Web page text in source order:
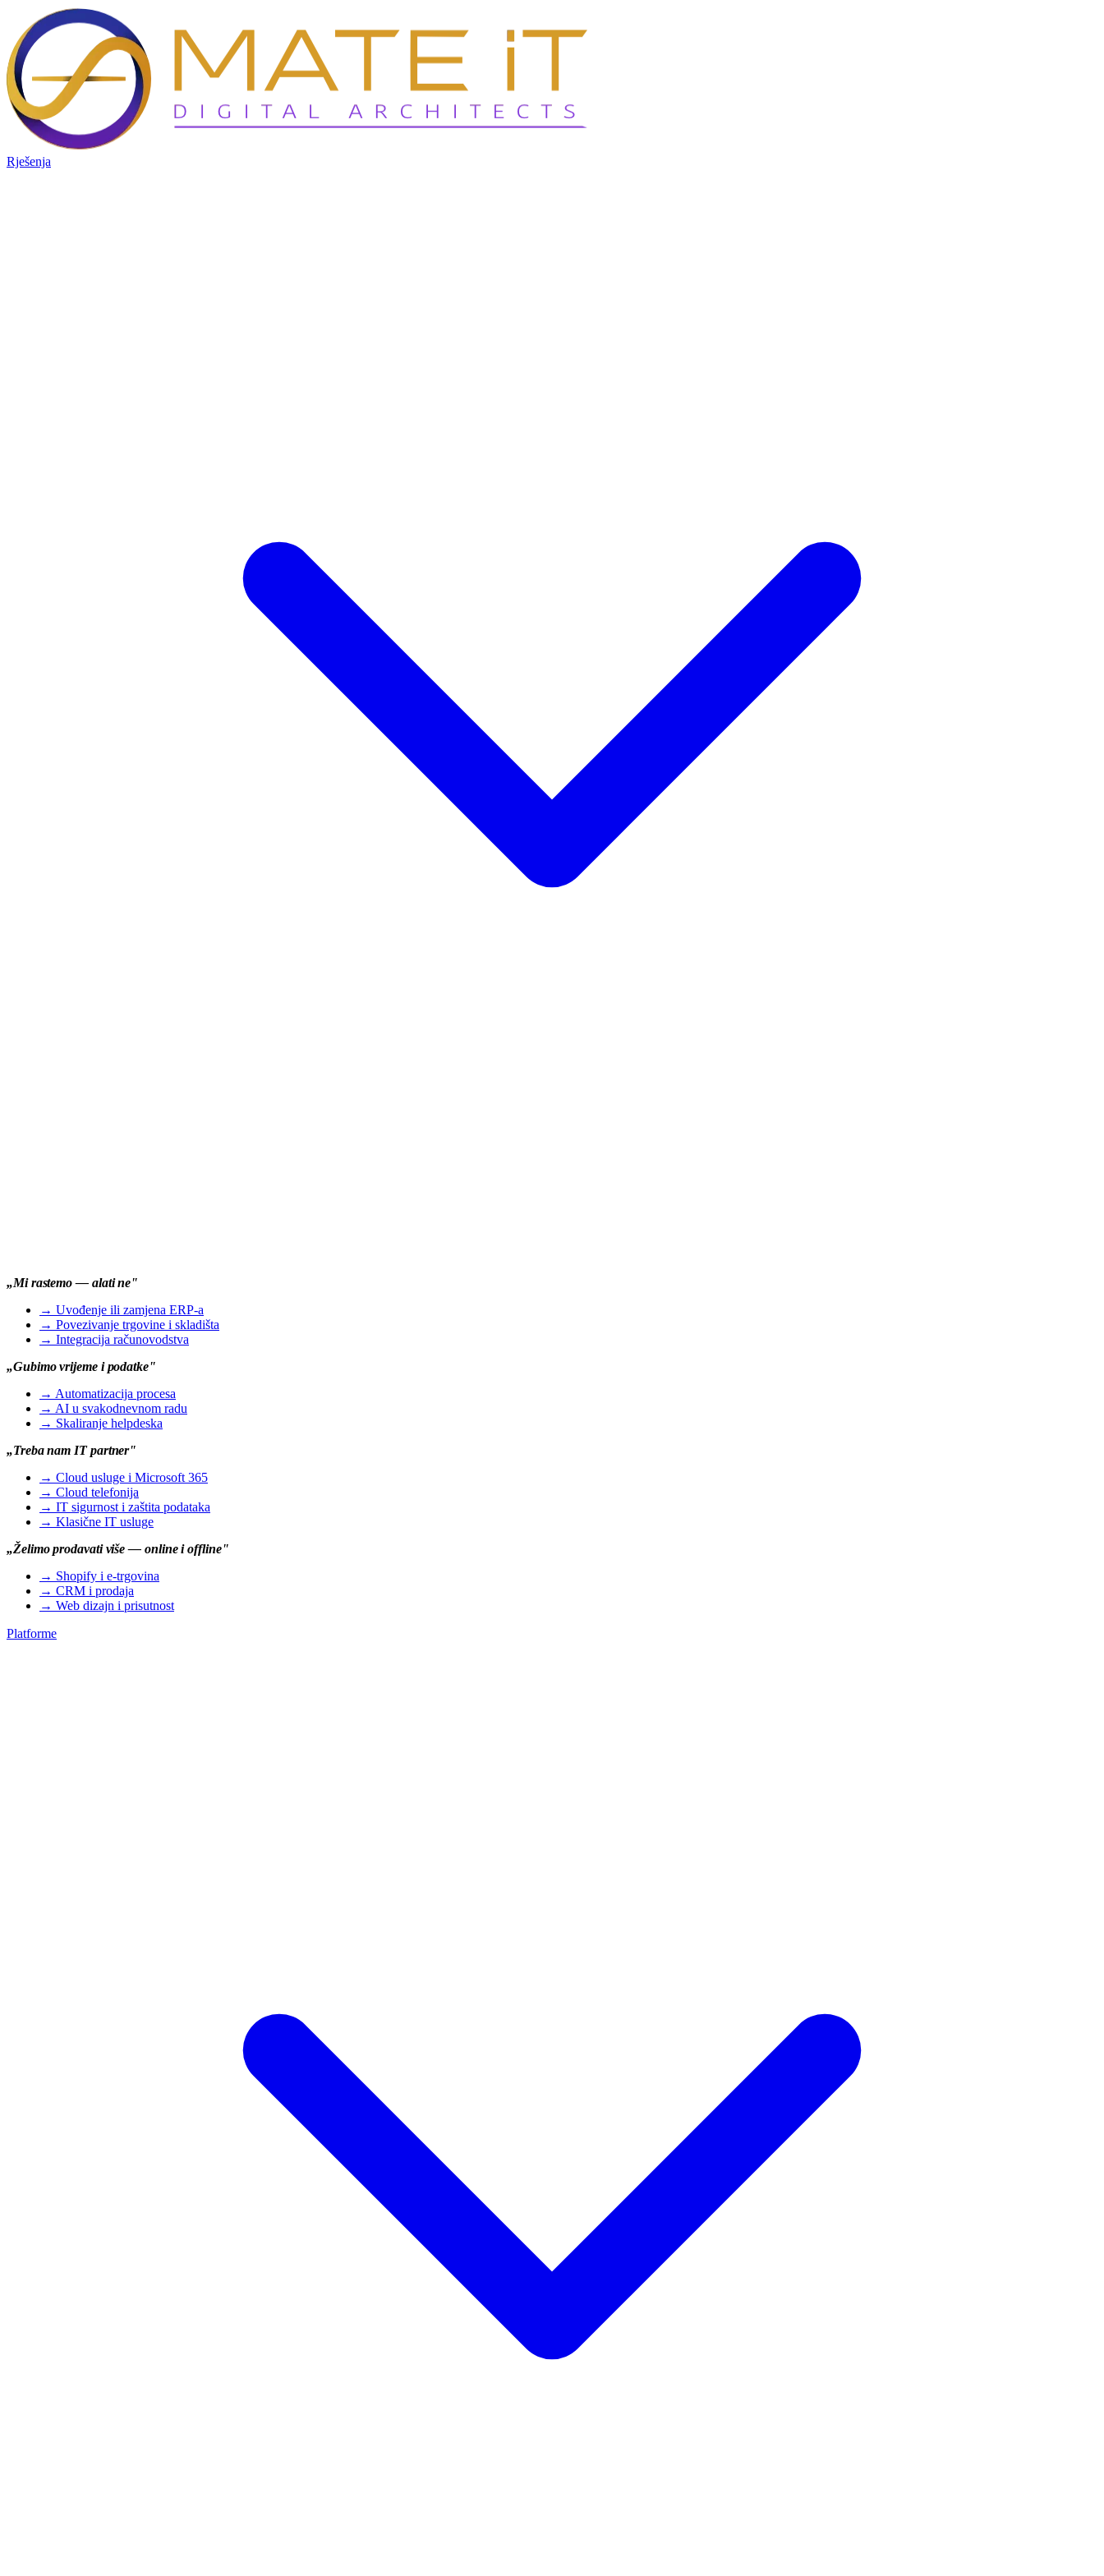
Rješenja
„Mi rastemo — alati ne"
→ Uvođenje ili zamjena ERP-a
→ Povezivanje trgovine i skladišta
→ Integracija računovodstva
„Gubimo vrijeme i podatke"
→ Automatizacija procesa
→ AI u svakodnevnom radu
→ Skaliranje helpdeska
„Treba nam IT partner"
→ Cloud usluge i Microsoft 365
→ Cloud telefonija
→ IT sigurnost i zaštita podataka
→ Klasične IT usluge
„Želimo prodavati više — online i offline"
→ Shopify i e-trgovina
→ CRM i prodaja
→ Web dizajn i prisutnost
Platforme